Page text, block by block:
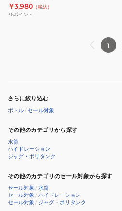
￥3,980 （税込）
36ポイント
1
さらに絞り込む
ボトル/セール対象
その他のカテゴリから探す
水筒
ハイドレーション
ジャグ・ポリタンク
その他のカテゴリのセール対象から探す
セール対象 /水筒
セール対象 /ハイドレーション
セール対象 / ジャグ・ポリタンク